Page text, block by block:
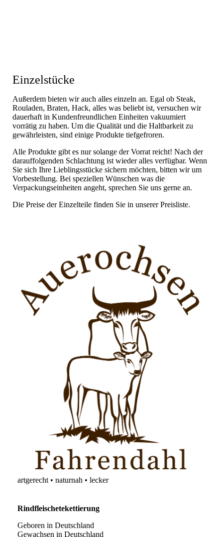
Einzelstücke
Außerdem bieten wir auch alles einzeln an. Egal ob Steak,
Rouladen, Braten, Hack, alles was beliebt ist, versuchen wir
dauerhaft in Kundenfreundlichen Einheiten vakuumiert
vorrätig zu haben. Um die Qualität und die Haltbarkeit zu
gewährleisten, sind einige Produkte tiefgefroren.
Alle Produkte gibt es nur solange der Vorrat reicht! Nach der
darauffolgenden Schlachtung ist wieder alles verfügbar. Wenn
Sie sich Ihre Lieblingsstücke sichern möchten, bitten wir um
Vorbestellung. Bei speziellen Wünschen was die
Verpackungseinheiten angeht, sprechen Sie uns gerne an.
Die Preise der Einzelteile finden Sie in unserer Preisliste.
artgerecht • naturnah • lecker
Rindfleischetekettierung
Geboren in Deutschland
Gewachsen in Deutschland